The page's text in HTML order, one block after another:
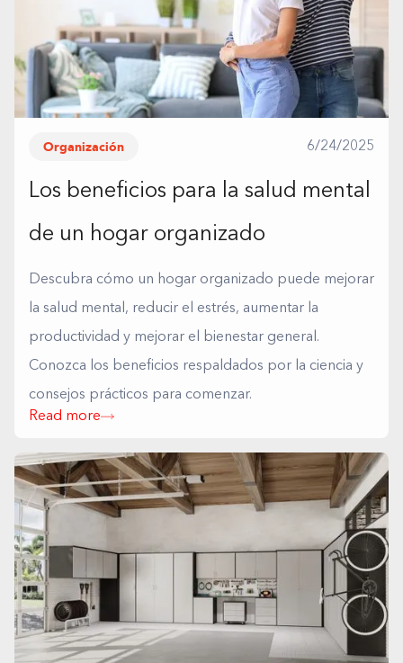
Organización 6/24/2025
Los beneficios para la salud mental
de un hogar organizado
Descubra cómo un hogar organizado puede mejorar
la salud mental, reducir el estrés, aumentar la
productividad y mejorar el bienestar general.
Conozca los beneficios respaldados por la ciencia y
consejos prácticos para comenzar.
Read more